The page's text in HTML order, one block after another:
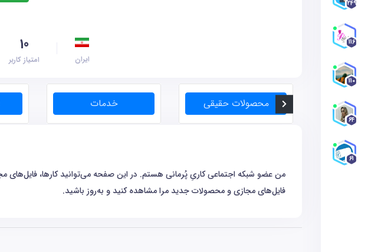
249
116
110
64
61
10
امتیاز کاربر ایران
من عضو شبکه اجتماعی کاریِ پُرمانی هستم. در این صفحه می‌توانید کارها، فایل‌های
فایل‌های مجازی و محصولات جدید مرا مشاهده کنید و به‌روز باشید.